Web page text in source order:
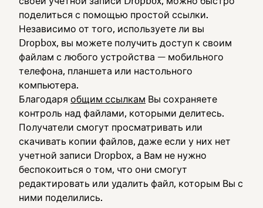
поделиться с помощью простой ссылки.
Независимо от того, используете ли вы
Dropbox, вы можете получить доступ к своим
файлам с любого устройства — мобильного
телефона, планшета или настольного
компьютера.
Благодаря общим ссылкам Вы сохраняете
контроль над файлами, которыми делитесь.
Получатели смогут просматривать или
скачивать копии файлов, даже если у них нет
учетной записи Dropbox, а Вам не нужно
беспокоиться о том, что они смогут
редактировать или удалить файл, которым Вы с
ними поделились.